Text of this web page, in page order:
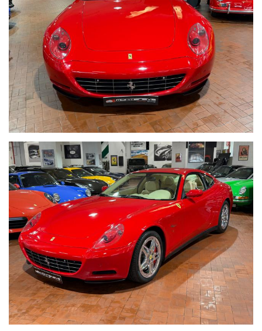
Visibile presso la nostra sede di via A.De Viti de Marco 48 Roma
Riceviamo su appuntamento
Per informazioni contatto diretto:
Federico Anversa cell./ Whatsapp 0039 3939487504
Tommaso Costantini cell. / Whatsapp 0039 3887401695
Telefono ufficio 0039 06.83779867 - 0039 06.39915336
PER MAGGIORI FOTO VISITA: www.Montenevegroup.it
We speak english-Wir sprechen deutsch
Seguici su Facebook diventa fan:
https://www.facebook.com/Montenevesupercar&vintage
https://www.facebook.com/Montenevegroup
_____VUOI VENDERE LA TUA AUTO_____
ACQUISTIAMO LA VOSTRA AUTO PAGAMENTO IMMEDIATO
TRAMITE BONIFICO BANCARIO IMMEDIATO DOPO VISIONE E
PROVA